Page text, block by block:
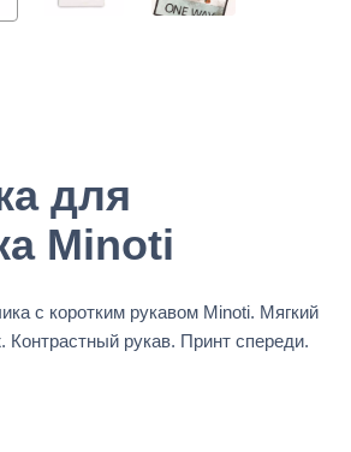
для
Minoti
с коротким рукавом Minoti. Мягкий
Контрастный рукав. Принт спереди.